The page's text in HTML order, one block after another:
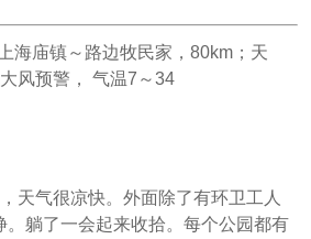
海庙镇～路边牧民家，80km；天
风预警， 气温7～34
天气很凉快。外面除了有环卫工人
。躺了一会起来收拾。每个公园都有